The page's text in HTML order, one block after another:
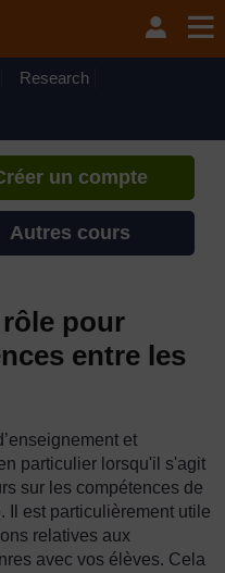
Research
créez un compte, vous
un profil
un compte
Autres cours
pour
entre les
et
particulier lorsqu'il s'agit
sur les compétences de
Il est particulièrement utile
relatives aux
avec vos élèves. Cela